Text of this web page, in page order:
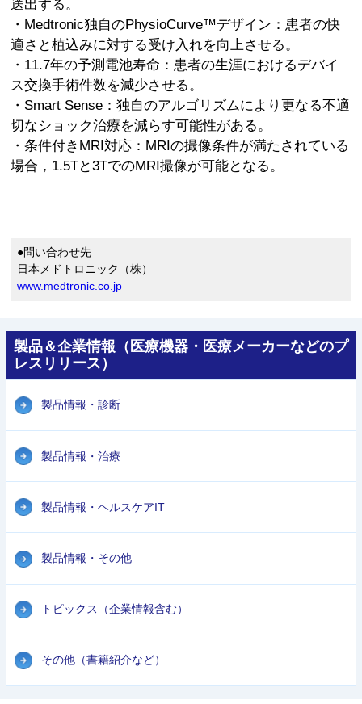
送出する。
・Medtronic独自のPhysioCurve™デザイン：患者の快
適さと植込みに対する受け入れを向上させる。
・11.7年の予測電池寿命：患者の生涯におけるデバイ
ス交換手術件数を減少させる。
・Smart Sense：独自のアルゴリズムにより更なる不適
切なショック治療を減らす可能性がある。
・条件付きMRI対応：MRIの撮像条件が満たされている
場合，1.5Tと3TでのMRI撮像が可能となる。
●問い合わせ先
日本メドトロニック（株）
www.medtronic.co.jp
製品＆企業情報（医療機器・医療メーカーなどのプ
レスリリース）
製品情報・診断
製品情報・治療
製品情報・ヘルスケアIT
製品情報・その他
トピックス（企業情報含む）
その他（書籍紹介など）